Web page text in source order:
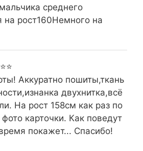
среднего
на рост160Немного на
Аккуратно пошиты,ткань
двухнитка,всё
На рост 158см как раз по
карточки. Как поведут
покажет... Спасибо!